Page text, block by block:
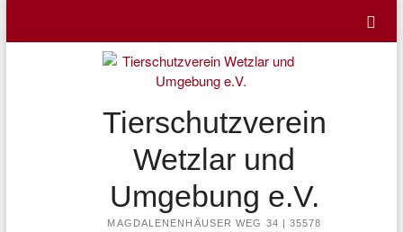
content
Tierschutzverein
Wetzlar und
Umgebung e.V.
MAGDALENENHÄUSER WEG 34 | 35578